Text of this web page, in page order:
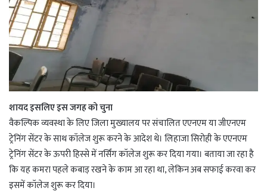
शायद इसलिए इस जगह को चुना
वैकल्पिक व्यवस्था के लिए जिला मुख्यालय पर संचालित एएनएम या जीएनएम
ट्रेनिंग सेंटर के साथ कॉलेज शुरू करने के आदेश थे। लिहाजा सिरोही के एएनएम
ट्रेनिंग सेंटर के ऊपरी हिस्से में नर्सिंग कॉलेज शुरू कर दिया गया। बताया जा रहा है
कि यह कमरा पहले कबाड़ रखने के काम आ रहा था, लेकिन अब सफाई करवा कर
इसमें कॉलेज शुरू कर दिया।